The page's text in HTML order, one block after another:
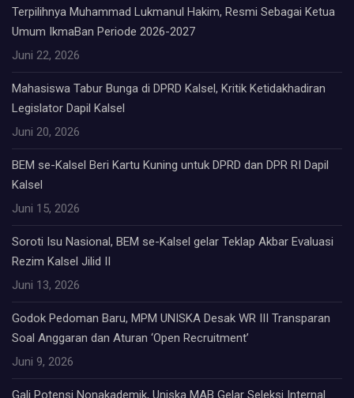
Terpilihnya Muhammad Lukmanul Hakim, Resmi Sebagai Ketua
Umum IkmaBan Periode 2026-2027
Juni 22, 2026
Mahasiswa Tabur Bunga di DPRD Kalsel, Kritik Ketidakhadiran
Legislator Dapil Kalsel
Juni 20, 2026
BEM se-Kalsel Beri Kartu Kuning untuk DPRD dan DPR RI Dapil
Kalsel
Juni 15, 2026
Soroti Isu Nasional, BEM se-Kalsel gelar Teklap Akbar Evaluasi
Rezim Kalsel Jilid II
Juni 13, 2026
Godok Pedoman Baru, MPM UNISKA Desak WR III Transparan
Soal Anggaran dan Aturan ‘Open Recruitment’
Juni 9, 2026
Gali Potensi Nonakademik, Uniska MAB Gelar Seleksi Internal